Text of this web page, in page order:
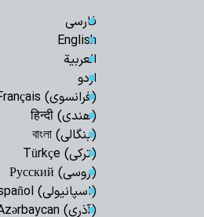
فارسی
English
العربیة
اردو
(فرانسوی) Français
(هندی) हिन्दी
(بنگالی) বাংলা
(ترکی) Türkçe
(روسی) Русский
(اسپانیولی) Español
(آذری) Azərbaycan